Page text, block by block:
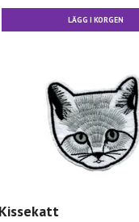
Kissekatt